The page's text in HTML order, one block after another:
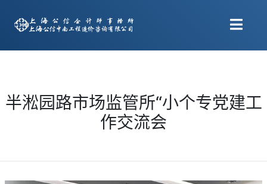
半淞园路市场监管所“小个专党建工
作交流会